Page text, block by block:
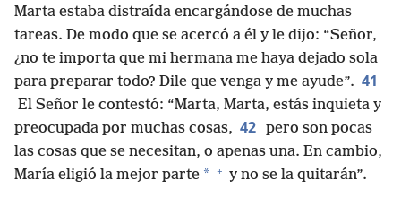
Marta estaba distraída encargándose de muchas
tareas. De modo que se acercó a él y le dijo: “Señor,
¿no te importa que mi hermana me haya dejado sola
para preparar todo? Dile que venga y me ayude”. 41
El Señor le contestó: “Marta, Marta, estás inquieta y
preocupada por muchas cosas, 42 pero son pocas
las cosas que se necesitan, o apenas una. En cambio,
María eligió la mejor parte * + y no se la quitarán”.